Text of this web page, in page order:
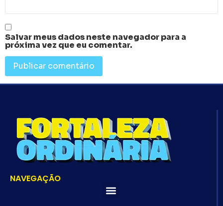
Salvar meus dados neste navegador para a
próxima vez que eu comentar.
NAVEGAÇÃO